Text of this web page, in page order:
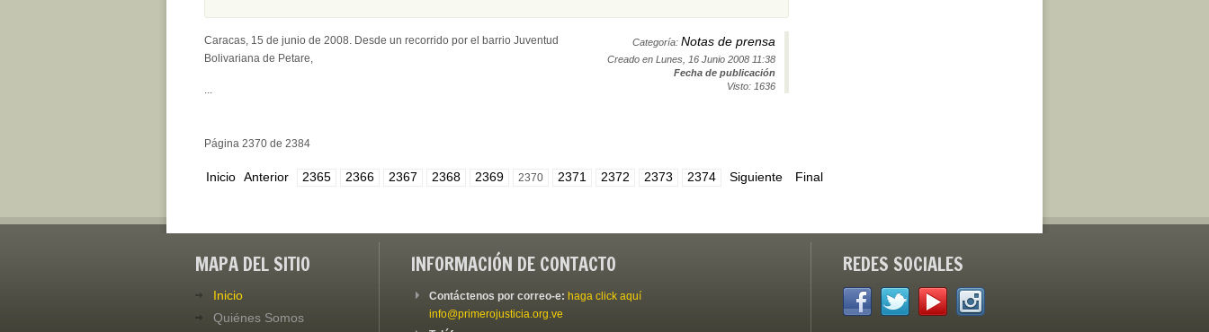
Categoría: Notas de prensa
Creado en Lunes, 16 Junio 2008 11:38
Fecha de publicación
Visto: 1636
Caracas, 15 de junio de 2008. Desde un recorrido por el barrio Juventud
Bolivariana de Petare,
...
Página 2370 de 2384
Inicio Anterior 2365 2366 2367 2368 2369 2370 2371 2372 2373 2374 Siguiente Final
MAPA DEL SITIO
Inicio
Quiénes Somos
INFORMACIÓN DE CONTACTO
Contáctenos por correo-e: haga click aquí
info@primerojusticia.org.ve
REDES SOCIALES